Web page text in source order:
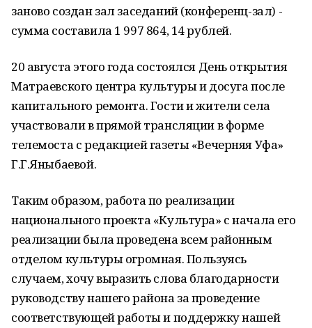
заново создан зал заседаний (конференц-зал) -
сумма составила 1 997 864, 14 рублей.
20 августа этого года состоялся День открытия
Матраевского центра культуры и досуга после
капитального ремонта. Гости и жители села
участвовали в прямой трансляции в форме
телемоста с редакцией газеты «Вечерняя Уфа»
Г.Г.Яныбаевой.
Таким образом, работа по реализации
национального проекта «Культура» с начала его
реализации была проведена всем районным
отделом культуры огромная. Пользуясь
случаем, хочу выразить слова благодарности
руководству нашего района за проведение
соответствующей работы и поддержку нашей